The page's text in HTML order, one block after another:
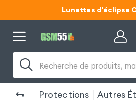
Lunettes d'éclipse
Code
Code
Recherche de produits,
Protections Autres